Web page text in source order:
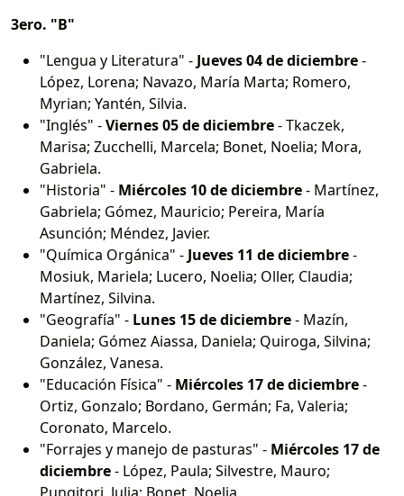
3ero. "B"
"Lengua y Literatura" - Jueves 04 de diciembre-
López, Lorena; Navazo, María Marta; Romero,
Myrian; Yantén, Silvia.
"Inglés" -Viernes 05 de diciembre- Tkaczek,
Marisa; Zucchelli, Marcela; Bonet, Noelia; Mora,
Gabriela.
"Historia" - Miércoles 10 de diciembre- Martínez,
Gabriela; Gómez, Mauricio; Pereira, María
Asunción; Méndez, Javier.
"Química Orgánica" - Jueves 11 de diciembre-
Mosiuk, Mariela; Lucero, Noelia; Oller, Claudia;
Martínez, Silvina.
"Geografía" - Lunes 15 de diciembre- Mazín,
Daniela; Gómez Aiassa, Daniela; Quiroga, Silvina;
González, Vanesa.
"Educación Física" - Miércoles 17 de diciembre-
Ortiz, Gonzalo; Bordano, Germán; Fa, Valeria;
Coronato, Marcelo.
"Forrajes y manejo de pasturas" - Miércoles 17 de
diciembre- López, Paula; Silvestre, Mauro;
Pungitori, Julia; Bonet, Noelia.